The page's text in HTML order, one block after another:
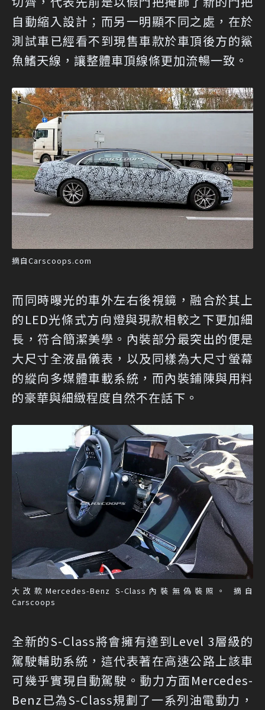
自動縮入設計；而另一明顯不同之處，在於
測試車已經看不到現售車款於車頂後方的鯊
魚鰭天線，讓整體車頂線條更加流暢一致。
摘自Carscoops.com
而同時曝光的車外左右後視鏡，融合於其上
的LED光條式方向燈與現款相較之下更加細
長，符合簡潔美學。內裝部分最突出的便是
大尺寸全液晶儀表，以及同樣為大尺寸螢幕
的縱向多媒體車載系統，而內裝鋪陳與用料
的豪華與細緻程度自然不在話下。
大改款Mercedes-Benz S-Class內裝無偽裝照。 摘自
Carscoops
全新的S-Class將會擁有達到Level 3層級的
駕駛輔助系統，這代表著在高速公路上該車
可幾乎實現自動駕駛。動力方面Mercedes-
Benz已為S-Class規劃了一系列油電動力，